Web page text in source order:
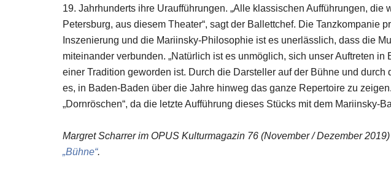
19. Jahrhunderts ihre Uraufführungen. „Alle klassischen Aufführungen,
Petersburg, aus diesem Theater“, sagt der Ballettchef. Die
Inszenierung und die Mariinsky-Philosophie ist es unerlässlich, dass die
miteinander verbunden. „Natürlich ist es unmöglich, sich unser Auftreten
einer Tradition geworden ist. Durch die Darsteller auf der Bühne und
es, in Baden-Baden über die Jahre hinweg das ganze Repertoire zu
„Dornröschen“, da die letzte Aufführung dieses Stücks
Margret Scharrer im OPUS Kulturmagazin 76 (November / Dezember
„Bühne“.